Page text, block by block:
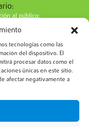
tecnologías como las
del dispositivo. El
procesar datos como el
únicas en este sitio.
afectar negativamente a
al público:
a Viernes
15h